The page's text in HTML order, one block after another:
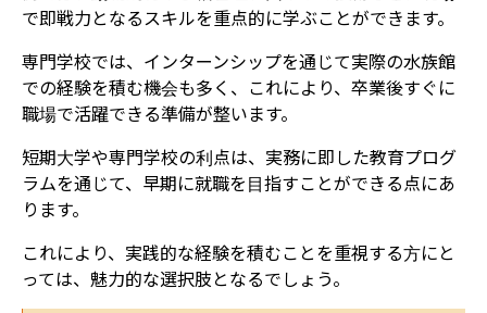
で即戦力となるスキルを重点的に学ぶことができます。
専門学校では、インターンシップを通じて実際の水族館
での経験を積む機会も多く、これにより、卒業後すぐに
職場で活躍できる準備が整います。
短期大学や専門学校の利点は、実務に即した教育プログ
ラムを通じて、早期に就職を目指すことができる点にあ
ります。
これにより、実践的な経験を積むことを重視する方にと
っては、魅力的な選択肢となるでしょう。